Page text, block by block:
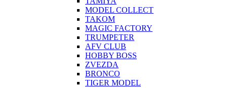
MODEL COLLECT
TAKOM
MAGIC FACTORY
TRUMPETER
AFV CLUB
HOBBY BOSS
ZVEZDA
BRONCO
TIGER MODEL